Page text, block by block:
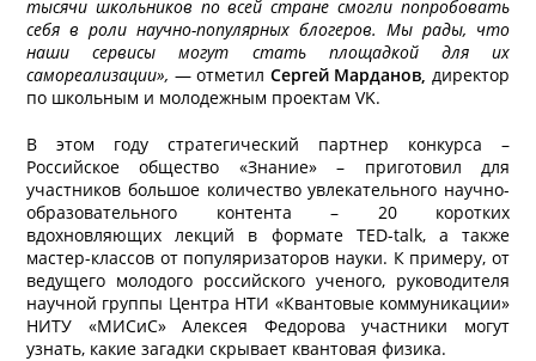
тысячи школьников по всей стране смогли попробовать
себя в роли научно-популярных блогеров. Мы рады, что
наши сервисы могут стать площадкой для их
самореализации», — отметил Сергей Марданов, директор
по школьным и молодежным проектам VK.
В этом году стратегический партнер конкурса –
Российское общество «Знание» – приготовил для
участников большое количество увлекательного научно-
образовательного контента – 20 коротких
вдохновляющих лекций в формате TED-talk, а также
мастер-классов от популяризаторов науки. К примеру, от
ведущего молодого российского ученого, руководителя
научной группы Центра НТИ «Квантовые коммуникации»
НИТУ «МИСиС» Алексея Федорова участники могут
узнать, какие загадки скрывает квантовая физика.